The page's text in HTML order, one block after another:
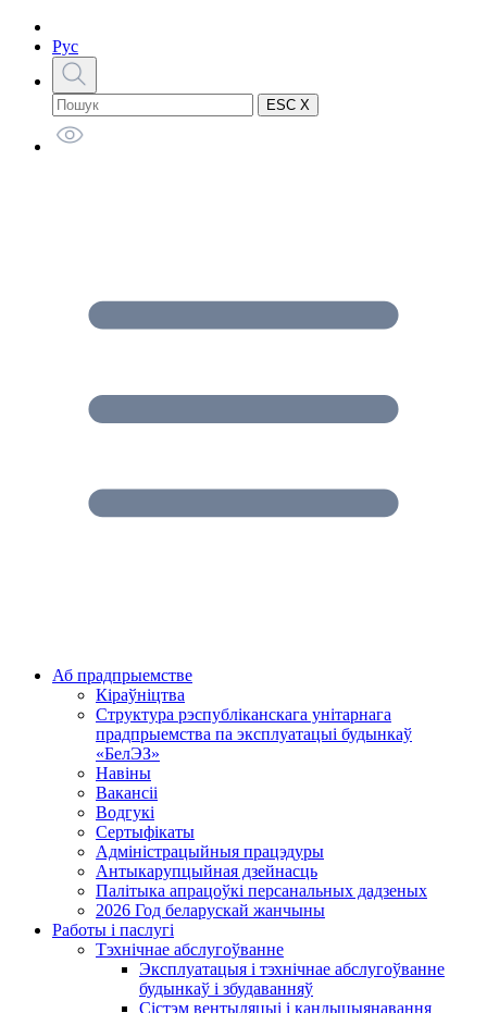
Рус
ESC X
Аб прадпрыемстве
Кіраўніцтва
Структура рэспубліканскага унітарнага
прадпрыемства па эксплуатацыі будынкаў
«БелЭЗ»
Навіны
Вакансіі
Водгукі
Сертыфікаты
Адміністрацыйныя працэдуры
Антыкарупцыйная дзейнасць
Палітыка апрацоўкі персанальных дадзеных
2026 Год беларускай жанчыны
Работы і паслугі
Тэхнічнае абслугоўванне
Эксплуатацыя і тэхнічнае абслугоўванне
будынкаў і збудаванняў
Сістэм вентыляцыі і кандыцыянавання